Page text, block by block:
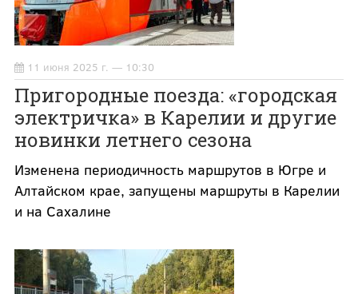
11 июня 2025 г. — 10:30
Пригородные поезда: «городская
электричка» в Карелии и другие
новинки летнего сезона
Изменена периодичность маршрутов в Югре и
Алтайском крае, запущены маршруты в Карелии
и на Сахалине